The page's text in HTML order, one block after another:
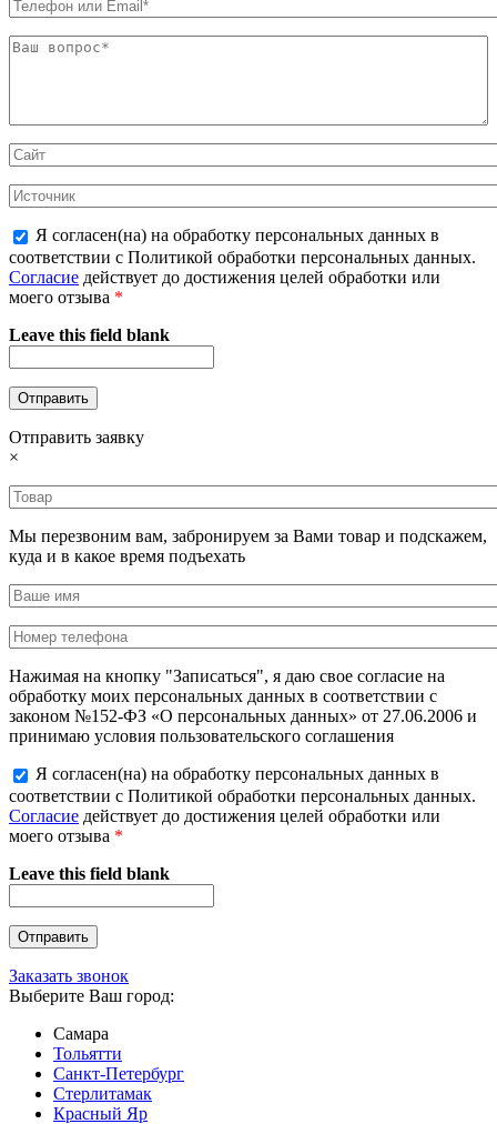
Я согласен(на) на обработку персональных данных в
соответствии с Политикой обработки персональных данных.
Согласие действует до достижения целей обработки или
моего отзыва *
Leave this field blank
Отправить заявку
×
Мы перезвоним вам, забронируем за Вами товар и подскажем,
куда и в какое время подъехать
Нажимая на кнопку "Записаться", я даю свое согласие на
обработку моих персональных данных в соответствии с
законом №152-ФЗ «О персональных данных» от 27.06.2006 и
принимаю условия пользовательского соглашения
Я согласен(на) на обработку персональных данных в
соответствии с Политикой обработки персональных данных.
Согласие действует до достижения целей обработки или
моего отзыва *
Leave this field blank
Заказать звонок
Выберите Ваш город:
Самара
Тольятти
Санкт-Петербург
Стерлитамак
Красный Яр